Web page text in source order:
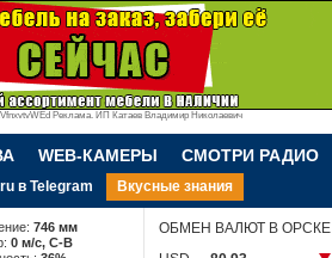
Реклама. ИП Катаев Владимир Николаевич
WEB-КАМЕРЫ СМОТРИ РАДИО
в Telegram Вкусные знания
746 мм
0 м/c, С-В
ОБМЕН ВАЛЮТ В ОРСКЕ